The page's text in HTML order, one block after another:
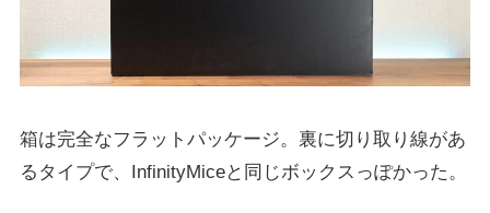
箱は完全なフラットパッケージ。裏に切り取り線があ
るタイプで、InfinityMiceと同じボックスっぽかった。